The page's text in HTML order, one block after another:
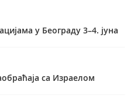
у Београду 3–4. јуна
са Израелом